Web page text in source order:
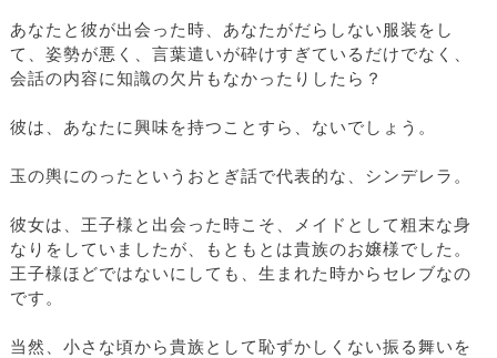
あなたと彼が出会った時、あなたがだらしない服装をし
て、姿勢が悪く、言葉遣いが砕けすぎているだけでなく、
会話の内容に知識の欠片もなかったりしたら？
彼は、あなたに興味を持つことすら、ないでしょう。
玉の輿にのったというおとぎ話で代表的な、シンデレラ。
彼女は、王子様と出会った時こそ、メイドとして粗末な身
なりをしていましたが、もともとは貴族のお嬢様でした。
王子様ほどではないにしても、生まれた時からセレブなの
です。
当然、小さな頃から貴族として恥ずかしくない振る舞いを